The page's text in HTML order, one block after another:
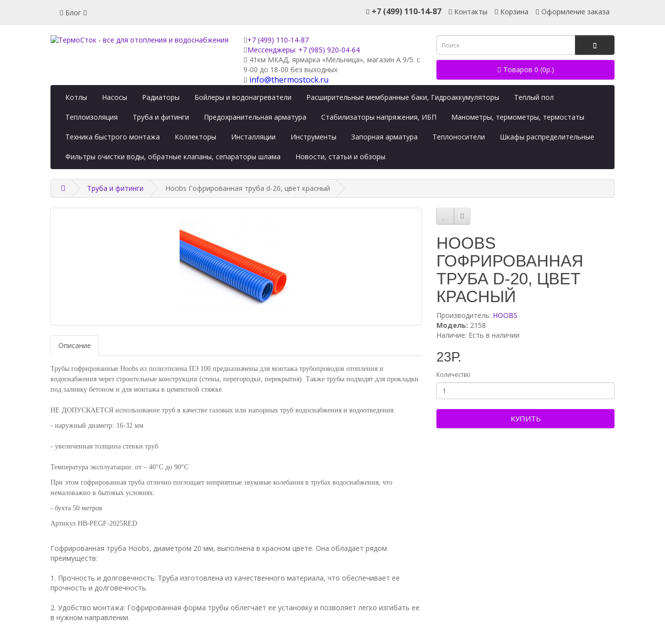
Блог +7 (499) 110-14-87 Контакты Корзина Оформление заказа
+7 (499) 110-14-87
Мессенджеры: +7 (985) 920-04-64
41км МКАД, ярмарка «Мельница», магазин А 9/5. с
9-00 до 18-00 без выходных
info@thermostock.ru
Товаров 0 (0р.)
Котлы Насосы Радиаторы Бойлеры и водонагреватели Расширительные мембранные баки, Гидроаккумуляторы Теплый пол
Теплоизоляция Труба и фитинги Предохранительная арматура Стабилизаторы напряжения, ИБП Манометры, термометры, термостаты
Техника быстрого монтажа Коллекторы Инсталляции Инструменты Запорная арматура Теплоносители Шкафы распределительные
Фильтры очистки воды, обратные клапаны, сепараторы шлама Новости, статьи и обзоры
Труба и фитинги Hoobs Гофрированная труба d-20, цвет красный
Описание
Трубы гофрированные Hoobs из полиэтилена ПЭ 100 предназначены для монтажа трубопроводов отопления и
водоснабжения через строительные конструкции (стены, перегородки, перекрытия). Также трубы подходят для прокладки
под заливку бетоном и для монтажа в цементной стяжке.
НЕ ДОПУСКАЕТСЯ использование труб в качестве газовых или напорных труб водоснабжения и водоотведения.
- наружный диаметр: 16-32 мм
- увеличенная толщина стенки труб
Температура эксплуатации: от – 40°С до 90°С
При этом гофрированная труба отлично поглощает неприятные звуковые колебания в трубах водоснабжения, что
немаловажно в бытовых условиях.
- бухта 50 метров
Артикул HB-PEGF-2025RED
Гофрированная труба Hoobs, диаметром 20 мм, выполнена в красном цвете. Она обладает рядом
преимуществ:
1. Прочность и долговечность: Труба изготовлена из качественного материала, что обеспечивает ее
прочность и долговечность.
2. Удобство монтажа: Гофрированная форма трубы облегчает ее установку и позволяет легко изгибать ее
в нужном направлении.
HOOBS
ГОФРИРОВАННАЯ
ТРУБА D-20, ЦВЕТ
КРАСНЫЙ
Производитель: HOOBS
Модель: 2158
Наличие: Есть в наличии
23Р.
Количество
КУПИТЬ